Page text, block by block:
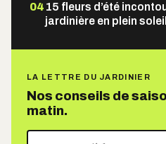
04 15 fleurs d’été
jardinière en plein soleil
LA LETTRE DU JARDINIER
Nos conseils de
matin.